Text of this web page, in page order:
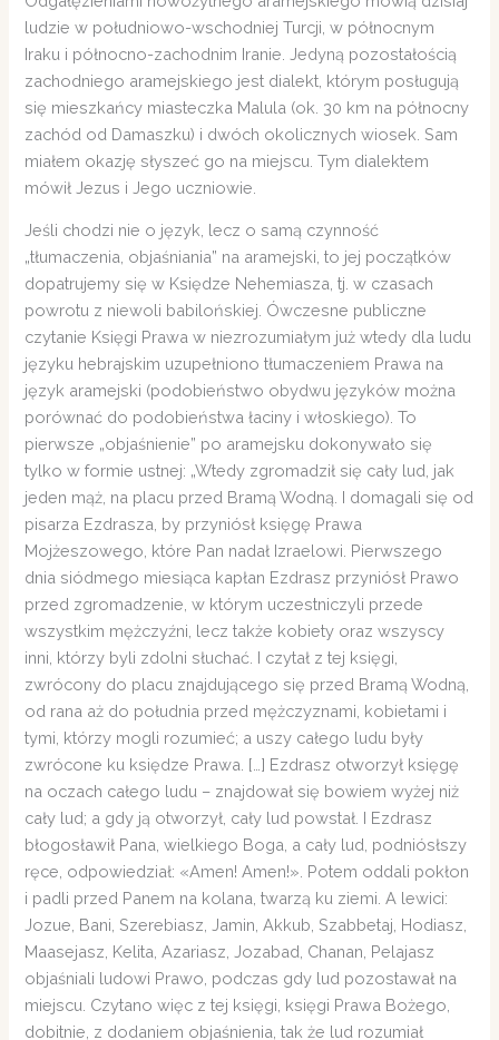
ludzie w południowo-wschodniej Turcji, w północnym
Iraku i północno-zachodnim Iranie. Jedyną pozostałością
zachodniego aramejskiego jest dialekt, którym posługują
się mieszkańcy miasteczka Malula (ok. 30 km na północny
zachód od Damaszku) i dwóch okolicznych wiosek. Sam
miałem okazję słyszeć go na miejscu. Tym dialektem
mówił Jezus i Jego uczniowie.
Jeśli chodzi nie o język, lecz o samą czynność
„tłumaczenia, objaśniania” na aramejski, to jej początków
dopatrujemy się w Księdze Nehemiasza, tj. w czasach
powrotu z niewoli babilońskiej. Ówczesne publiczne
czytanie Księgi Prawa w niezrozumiałym już wtedy dla ludu
języku hebrajskim uzupełniono tłumaczeniem Prawa na
język aramejski (podobieństwo obydwu języków można
porównać do podobieństwa łaciny i włoskiego). To
pierwsze „objaśnienie” po aramejsku dokonywało się
tylko w formie ustnej: „Wtedy zgromadził się cały lud, jak
jeden mąż, na placu przed Bramą Wodną. I domagali się od
pisarza Ezdrasza, by przyniósł księgę Prawa
Mojżeszowego, które Pan nadał Izraelowi. Pierwszego
dnia siódmego miesiąca kapłan Ezdrasz przyniósł Prawo
przed zgromadzenie, w którym uczestniczyli przede
wszystkim mężczyźni, lecz także kobiety oraz wszyscy
inni, którzy byli zdolni słuchać. I czytał z tej księgi,
zwrócony do placu znajdującego się przed Bramą Wodną,
od rana aż do południa przed mężczyznami, kobietami i
tymi, którzy mogli rozumieć; a uszy całego ludu były
zwrócone ku księdze Prawa. […] Ezdrasz otworzył księgę
na oczach całego ludu – znajdował się bowiem wyżej niż
cały lud; a gdy ją otworzył, cały lud powstał. I Ezdrasz
błogosławił Pana, wielkiego Boga, a cały lud, podniósłszy
ręce, odpowiedział: «Amen! Amen!». Potem oddali pokłon
i padli przed Panem na kolana, twarzą ku ziemi. A lewici:
Jozue, Bani, Szerebiasz, Jamin, Akkub, Szabbetaj, Hodiasz,
Maasejasz, Kelita, Azariasz, Jozabad, Chanan, Pelajasz
objaśniali ludowi Prawo, podczas gdy lud pozostawał na
miejscu. Czytano więc z tej księgi, księgi Prawa Bożego,
dobitnie, z dodaniem objaśnienia, tak że lud rozumiał